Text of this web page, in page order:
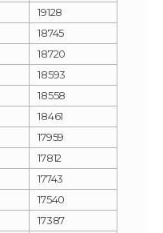
19128
18745
18720
18593
18558
18461
17959
17812
17743
17540
17387